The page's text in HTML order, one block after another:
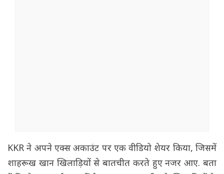
KKR ने अपने एक्स अकाउंट पर एक वीडियो शेयर किया, जिसमें
शाहरूख खान खिलाड़ियों से बातचीत करते हुए नजर आए. बता